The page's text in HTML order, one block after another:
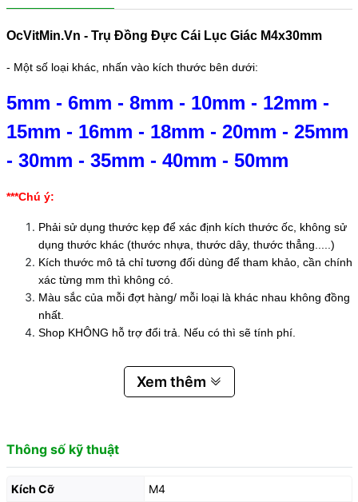
OcVitMin.Vn - Trụ Đồng Đực Cái Lục Giác M4x30mm
- Một số loại khác, nhấn vào kích thước bên dưới:
5mm - 6mm - 8mm - 10mm - 12mm -
15mm - 16mm - 18mm - 20mm - 25mm
- 30mm - 35mm - 40mm - 50mm
***Chú ý:
Phải sử dụng thước kẹp để xác định kích thước ốc, không sử
dụng thước khác (thước nhựa, thước dây, thước thẳng.....)
Kích thước mô tả chỉ tương đối dùng để tham khảo, cần chính
xác từng mm thì không có.
Màu sắc của mỗi đợt hàng/ mỗi loại là khác nhau không đồng
nhất.
Shop KHÔNG hỗ trợ đổi trả. Nếu có thì sẽ tính phí.
Xem thêm
Thông số kỹ thuật
Kích Cỡ
M4